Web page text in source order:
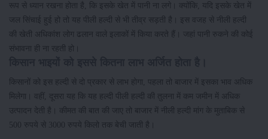
रूप से ध्यान रखना होता है, कि इसके खेत में पानी ना लगे। क्योंकि, यदि इसके खेत में
जल सिंचाई हुई हो तो यह पीली हल्दी से भी तीव्र सड़ती है। इस वजह से नीली हल्दी
की खेती अधिकांश लोग ढलान वाले इलाकों में किया करते हैं। जहां पानी रुकने की कोई
संभावना ही ना रहती हो।
किसानों को इस हल्दी से दो प्रकार से लाभ होगा, पहला तो बाजार में इसका भाव अधिक
मिलेगा। वहीं, दूसरा यह कि यह हल्दी पीली हल्दी की तुलना में कम जमीन में अधिक
उत्पादन देती है। कीमत की बात की जाए तो बाजार में नीली हल्दी मांग के मुताबिक से
500 रुपये से 3000 रुपये किलो तक बेची जाती है।